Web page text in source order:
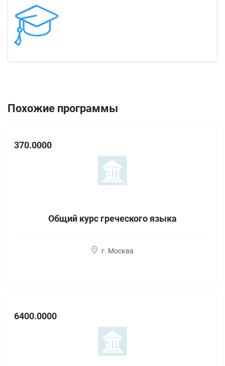
Похожие программы
370.0000
Общий курс греческого языка
г. Москва
6400.0000